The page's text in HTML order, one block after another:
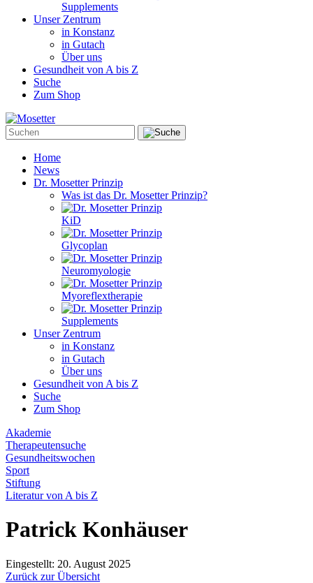
Supplements
Unser Zentrum
in Konstanz
in Gutach
Über uns
Gesundheit von A bis Z
Suche
Zum Shop
Home
News
Dr. Mosetter Prinzip
Was ist das Dr. Mosetter Prinzip?
KiD
Glycoplan
Neuromyologie
Myoreflextherapie
Supplements
Unser Zentrum
in Konstanz
in Gutach
Über uns
Gesundheit von A bis Z
Suche
Zum Shop
Akademie
Therapeutensuche
Gesundheitswochen
Sport
Stiftung
Literatur von A bis Z
Patrick Konhäuser
Eingestellt: 20. August 2025
Zurück zur Übersicht